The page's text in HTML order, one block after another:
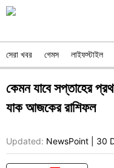
সেরা খবর গেমস লাইফস্টাইল
কেমন যাবে সপ্তাহের
যাক আজকের রাশিফল
Updated: NewsPoint 30